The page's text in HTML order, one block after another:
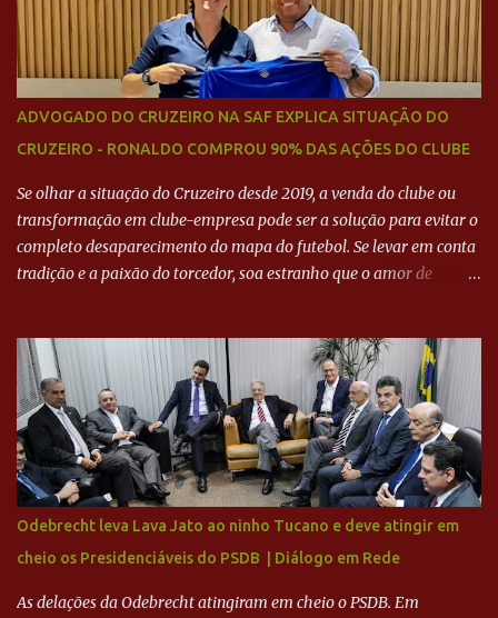
ADVOGADO DO CRUZEIRO NA SAF EXPLICA SITUAÇÃO DO
CRUZEIRO - RONALDO COMPROU 90% DAS AÇÕES DO CLUBE
Se olhar a situação do Cruzeiro desde 2019, a venda do clube ou
transformação em clube-empresa pode ser a solução para evitar o
completo desaparecimento do mapa do futebol. Se levar em conta
tradição e a paixão do torcedor, soa estranho que o amor de
feito imediatamente para pagamento de dívidas emergenciais e
investimentos no departamento de futebol. O projeto apresentado
para a recuperação do Cruzeiro, o aporte financeiro inicial, com
Ronaldo sendo solidário à dívida de R$ 1 bilhão a partir de agora,
mais o peso que o ex-atacante tem no mundo do futebol, além de
sua história na Raposa, pesaram para que um dos mais icônicos
camisas 9 acertasse a compra do clube. Fonte: Itatiaia Fonte:
ADVOGADO DO CRUZEIRO NA SAF EXPLICA SITUAÇÃO DO
CRUZEIRO - RONALDO COMPROU 90% DAS AÇÕES DO CLUBE
Odebrecht leva Lava Jato ao ninho Tucano e deve atingir em
cheio os Presidenciáveis do PSDB | Diálogo em Rede
As delações da Odebrecht atingiram em cheio o PSDB. Em